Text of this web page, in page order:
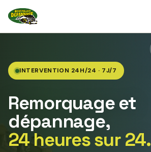
INTERVENTION 24H/24 · 7J/7
Remorquage et
dépannage,
24 heures sur 24.